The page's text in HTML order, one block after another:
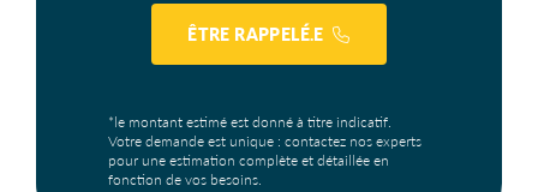
ÊTRE RAPPELÉ.E
*le montant estimé est donné à titre indicatif.
Votre demande est unique : contactez nos experts
pour une estimation complète et détaillée en
fonction de vos besoins.